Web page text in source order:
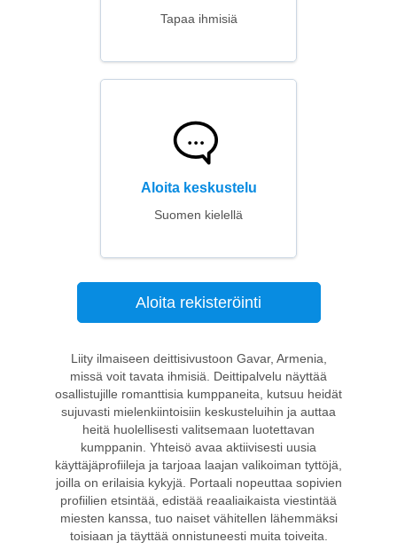
Tapaa ihmisiä
Aloita keskustelu
Suomen kielellä
Aloita rekisteröinti
Liity ilmaiseen deittisivustoon Gavar, Armenia,
missä voit tavata ihmisiä. Deittipalvelu näyttää
osallistujille romanttisia kumppaneita, kutsuu heidät
sujuvasti mielenkiintoisiin keskusteluihin ja auttaa
heitä huolellisesti valitsemaan luotettavan
kumppanin. Yhteisö avaa aktiivisesti uusia
käyttäjäprofiileja ja tarjoaa laajan valikoiman tyttöjä,
joilla on erilaisia kykyjä. Portaali nopeuttaa sopivien
profiilien etsintää, edistää reaaliaikaista viestintää
miesten kanssa, tuo naiset vähitellen lähemmäksi
toisiaan ja täyttää onnistuneesti muita toiveita.